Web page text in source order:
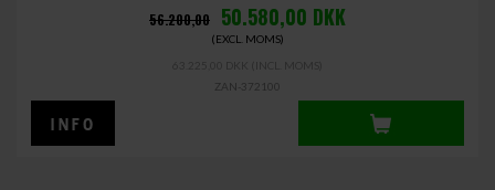
56.200,00 50.580,00 DKK
(EXCL. MOMS)
ZAN-372100